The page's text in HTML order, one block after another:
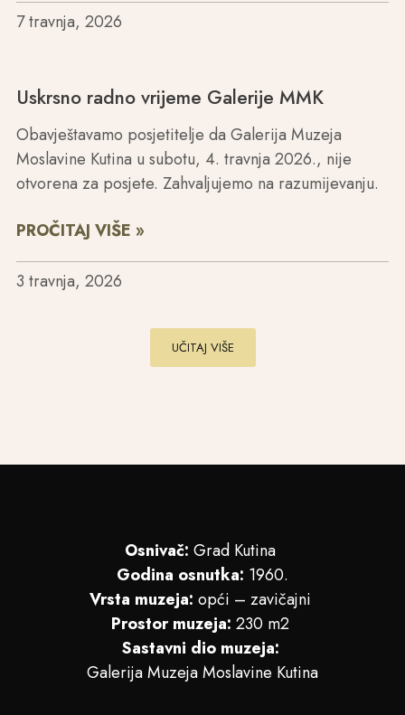
7 travnja, 2026
Uskrsno radno vrijeme Galerije MMK
Obavještavamo posjetitelje da Galerija Muzeja
Moslavine Kutina u subotu, 4. travnja 2026., nije
otvorena za posjete. Zahvaljujemo na razumijevanju.
PROČITAJ VIŠE »
3 travnja, 2026
UČITAJ VIŠE
Osnivač: Grad Kutina
Godina osnutka: 1960.
Vrsta muzeja: opći – zavičajni
Prostor muzeja: 230 m2
Sastavni dio muzeja:
Galerija Muzeja Moslavine Kutina